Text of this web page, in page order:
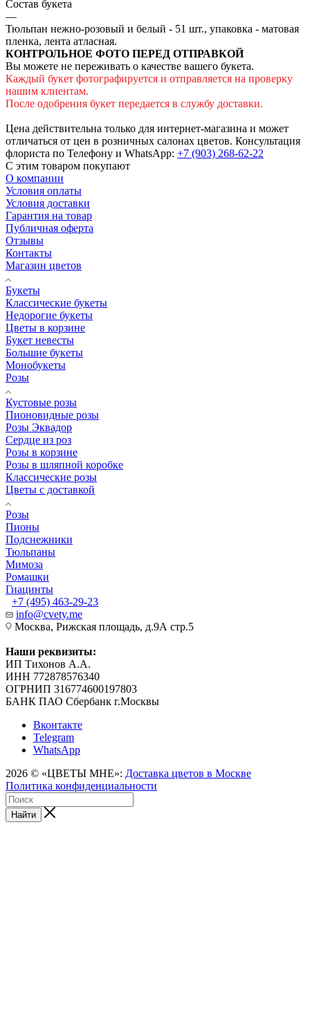
Состав букета
—
Тюльпан нежно-розовый и белый - 51 шт., упаковка - матовая
пленка, лента атласная.
КОНТРОЛЬНОЕ ФОТО ПЕРЕД ОТПРАВКОЙ
Вы можете не переживать о качестве вашего букета.
Каждый букет фотографируется и отправляется на проверку
нашим клиентам.
После одобрения букет передается в службу доставки.
Цена действительна только для интернет-магазина и может
отличаться от цен в розничных салонах цветов. Консультация
флориста по Телефону и WhatsApp: +7 (903) 268-62-22
С этим товаром покупают
О компании
Условия оплаты
Условия доставки
Гарантия на товар
Публичная оферта
Отзывы
Контакты
Магазин цветов
Букеты
Классические букеты
Недорогие букеты
Цветы в корзине
Букет невесты
Большие букеты
Монобукеты
Розы
Кустовые розы
Пионовидные розы
Розы Эквадор
Сердце из роз
Розы в корзине
Розы в шляпной коробке
Классические розы
Цветы с доставкой
Розы
Пионы
Подснежники
Тюльпаны
Мимоза
Ромашки
Гиацинты
+7 (495) 463-29-23
info@cvety.me
Москва, Рижская площадь, д.9А стр.5
Наши реквизиты:
ИП Тихонов А.А.
ИНН 772878576340
ОГРНИП 316774600197803
БАНК ПАО Сбербанк г.Москвы
Вконтакте
Telegram
WhatsApp
2026 © «ЦВЕТЫ МНЕ»: Доставка цветов в Москве
Политика конфиденциальности
Найти